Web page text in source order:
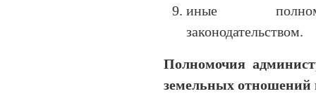
иные
законодательством.
Полномочия
земельных отношений